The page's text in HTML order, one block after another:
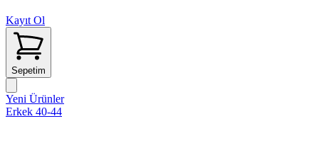
Kayıt Ol
Sepetim
Yeni Ürünler
Erkek 40-44